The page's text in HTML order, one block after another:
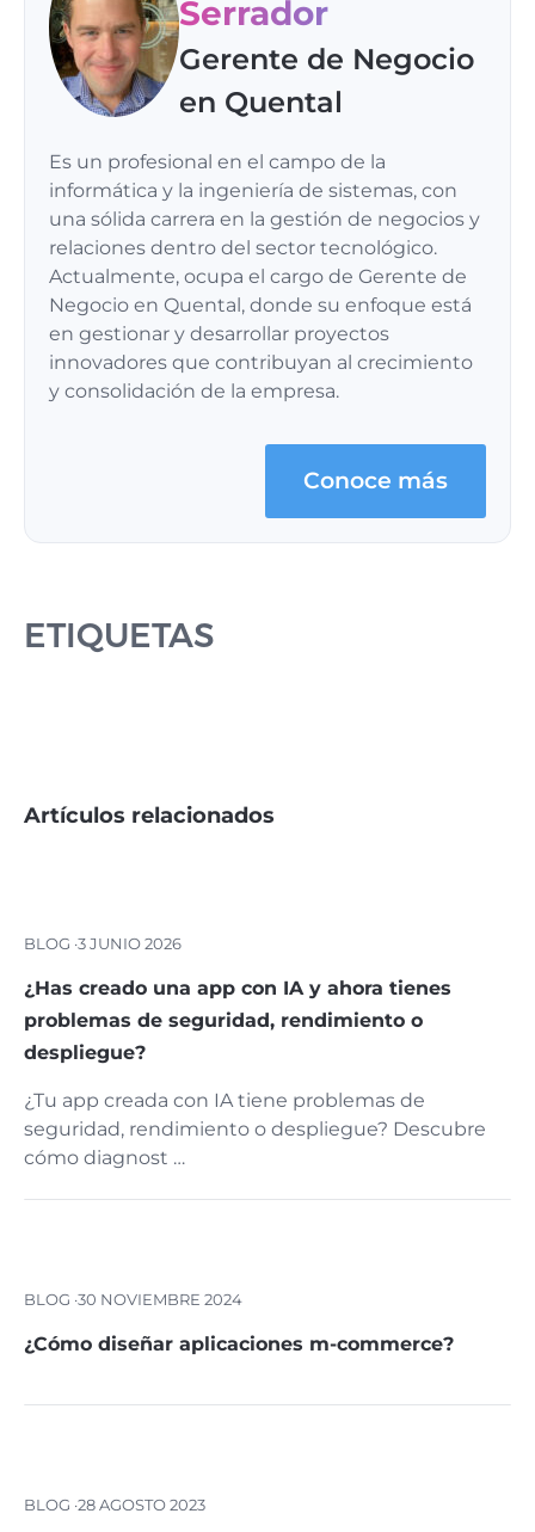
Serrador
Gerente de Negocio
en Quental
Es un profesional en el campo de la
informática y la ingeniería de sistemas, con
una sólida carrera en la gestión de negocios y
relaciones dentro del sector tecnológico.
Actualmente, ocupa el cargo de Gerente de
Negocio en Quental, donde su enfoque está
en gestionar y desarrollar proyectos
innovadores que contribuyan al crecimiento
y consolidación de la empresa.
Conoce más
ETIQUETAS
Artículos relacionados
BLOG ·3 JUNIO 2026
¿Has creado una app con IA y ahora tienes
problemas de seguridad, rendimiento o
despliegue?
¿Tu app creada con IA tiene problemas de
seguridad, rendimiento o despliegue? Descubre
cómo diagnost …
BLOG ·30 NOVIEMBRE 2024
¿Cómo diseñar aplicaciones m-commerce?
BLOG ·28 AGOSTO 2023